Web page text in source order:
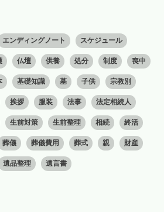
エンディングノート スケジュール
仏壇 供養 処分 制度 喪中
基礎知識 墓 子供 宗教別
挨拶 服装 法事 法定相続人
生前対策 生前整理 相続 終活
葬儀 葬儀費用 葬式 親 財産
遺品整理 遺言書